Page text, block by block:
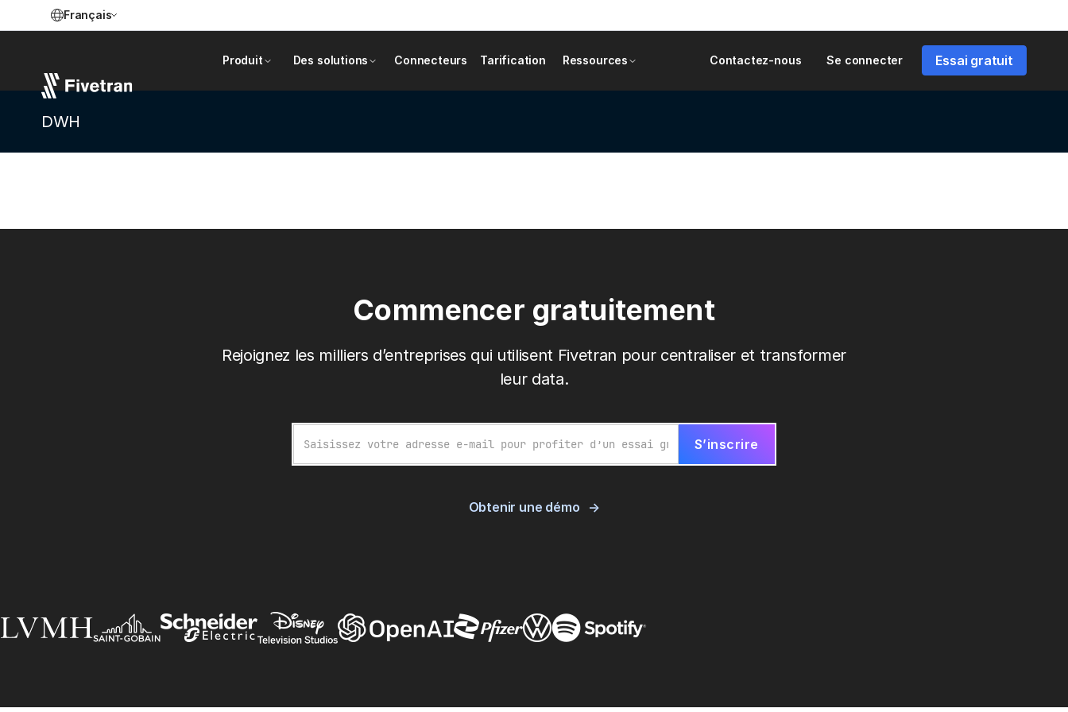
Français
Produit Des solutions Connecteurs Tarification Ressources Contactez-nous Se connecter Essai gratuit
DWH
Commencer gratuitement
Rejoignez les milliers d’entreprises qui utilisent Fivetran pour centraliser et transformer
leur data.
Obtenir une démo